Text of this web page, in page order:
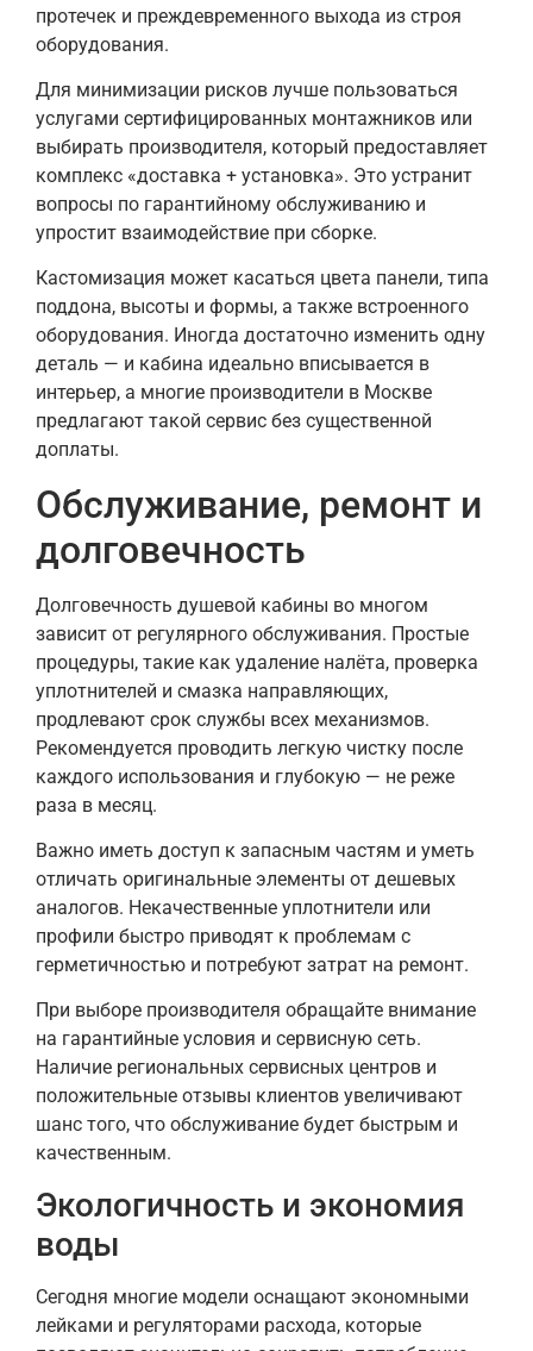
протечек и преждевременного выхода из строя
оборудования.
Для минимизации рисков лучше пользоваться
услугами сертифицированных монтажников или
выбирать производителя, который предоставляет
комплекс «доставка + установка». Это устранит
вопросы по гарантийному обслуживанию и
упростит взаимодействие при сборке.
Кастомизация может касаться цвета панели, типа
поддона, высоты и формы, а также встроенного
оборудования. Иногда достаточно изменить одну
деталь — и кабина идеально вписывается в
интерьер, а многие производители в Москве
предлагают такой сервис без существенной
доплаты.
Обслуживание, ремонт и
долговечность
Долговечность душевой кабины во многом
зависит от регулярного обслуживания. Простые
процедуры, такие как удаление налёта, проверка
уплотнителей и смазка направляющих,
продлевают срок службы всех механизмов.
Рекомендуется проводить легкую чистку после
каждого использования и глубокую — не реже
раза в месяц.
Важно иметь доступ к запасным частям и уметь
отличать оригинальные элементы от дешевых
аналогов. Некачественные уплотнители или
профили быстро приводят к проблемам с
герметичностью и потребуют затрат на ремонт.
При выборе производителя обращайте внимание
на гарантийные условия и сервисную сеть.
Наличие региональных сервисных центров и
положительные отзывы клиентов увеличивают
шанс того, что обслуживание будет быстрым и
качественным.
Экологичность и экономия
воды
Сегодня многие модели оснащают экономными
лейками и регуляторами расхода, которые